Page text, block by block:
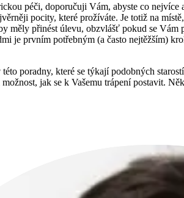
péči, doporučuji Vám, abyste co
pocity, které prožíváte. Je totiž na
měly přinést úlevu, obzvlášť pokud se
je prvním potřebným (a často nejtěžším)
poradny, které se týkají podobných
jak se k Vašemu trápení postavit.